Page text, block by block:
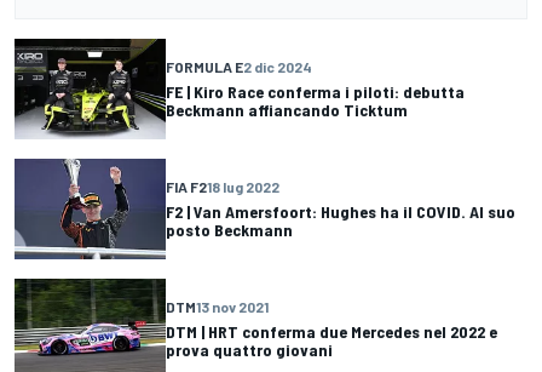
FORMULA E2 dic 2024
FE | Kiro Race conferma i piloti: debutta
Beckmann affiancando Ticktum
FIA F218 lug 2022
F2 | Van Amersfoort: Hughes ha il COVID. Al suo
posto Beckmann
DTM13 nov 2021
DTM | HRT conferma due Mercedes nel 2022 e
prova quattro giovani